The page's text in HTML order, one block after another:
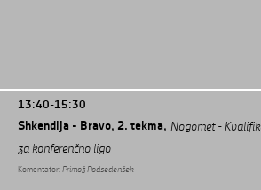
13:40-15:30
Shkendija - Bravo, 2. tekma, Nogomet -
za konferenčno ligo
Komentator:Primož Podsedenšek